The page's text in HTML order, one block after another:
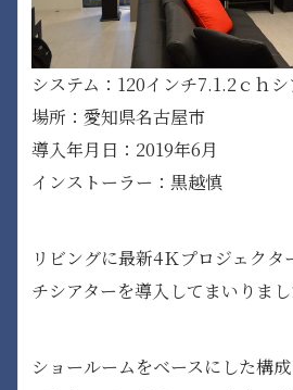
システム：120インチ7.1.2ｃｈシ
場所：愛知県名古屋市
導入年月日：2019年6月
インストーラー：黒越慎
リビングに最新4Ｋプロジェクタ
チシアターを導入してまいりまし
ショールームをベースにした構